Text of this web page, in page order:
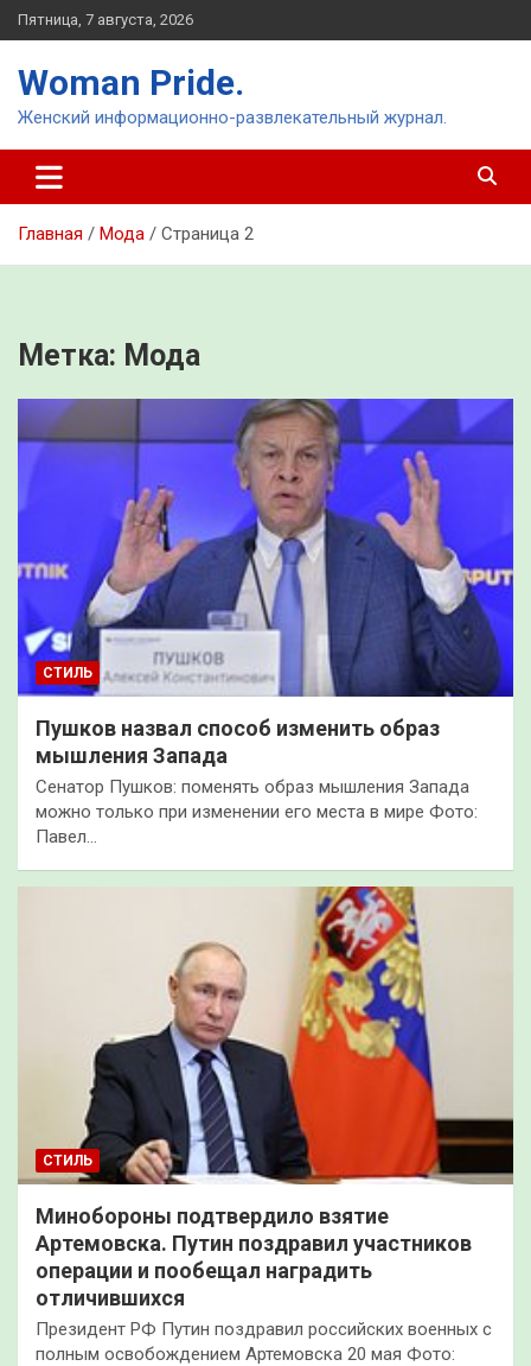
Перейти
к
Пятница, 7 августа, 2026
Woman Pride.
Женский информационно-развлекательный журнал.
Главная Мода Страница 2
Метка: Мода
СТИЛЬ
Пушков назвал способ изменить образ
мышления Запада
Сенатор Пушков: поменять образ мышления Запада
можно только при изменении его места в мире Фото:
Павел…
СТИЛЬ
Минобороны подтвердило взятие
Артемовска. Путин поздравил участников
операции и пообещал наградить
отличившихся
Президент РФ Путин поздравил российских военных с
полным освобождением Артемовска 20 мая Фото: